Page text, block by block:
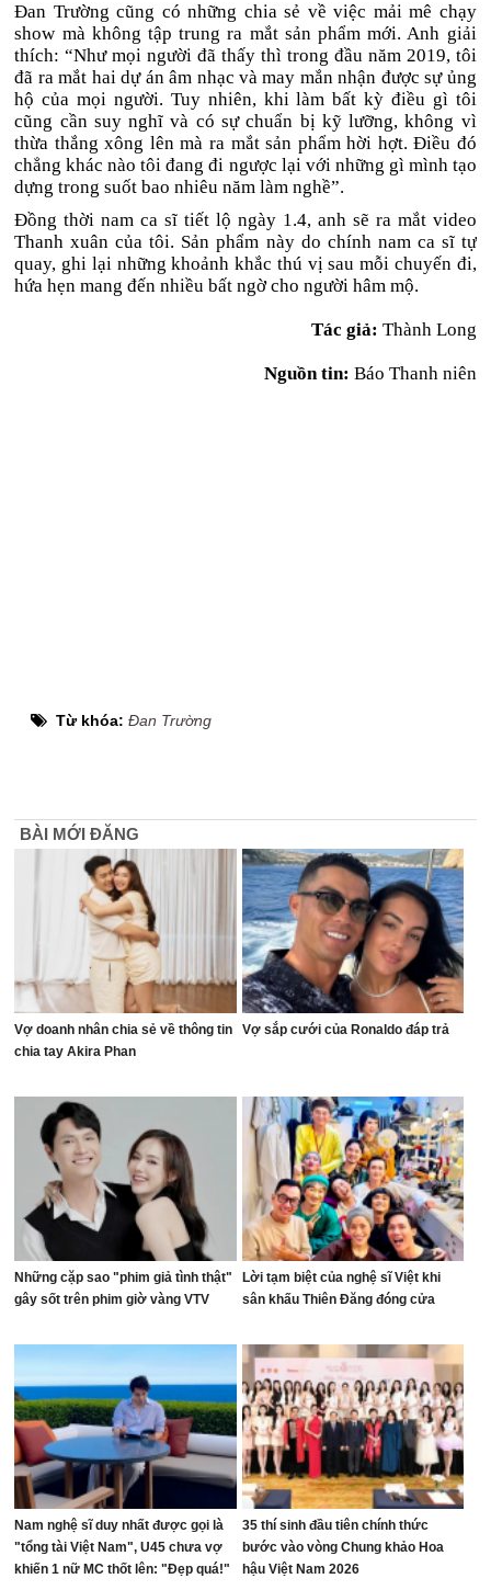
Đan Trường cũng có những chia sẻ về việc mải mê chạy
show mà không tập trung ra mắt sản phẩm mới. Anh giải
thích: “Như mọi người đã thấy thì trong đầu năm 2019, tôi
đã ra mắt hai dự án âm nhạc và may mắn nhận được sự ủng
hộ của mọi người. Tuy nhiên, khi làm bất kỳ điều gì tôi
cũng cần suy nghĩ và có sự chuẩn bị kỹ lưỡng, không vì
thừa thắng xông lên mà ra mắt sản phẩm hời hợt. Điều đó
chẳng khác nào tôi đang đi ngược lại với những gì mình tạo
dựng trong suốt bao nhiêu năm làm nghề”.
Đồng thời nam ca sĩ tiết lộ ngày 1.4, anh sẽ ra mắt video
Thanh xuân của tôi. Sản phẩm này do chính nam ca sĩ tự
quay, ghi lại những khoảnh khắc thú vị sau mỗi chuyến đi,
hứa hẹn mang đến nhiều bất ngờ cho người hâm mộ.
Tác giả: Thành Long
Nguồn tin: Báo Thanh niên
Từ khóa:Đan Trường
BÀI MỚI ĐĂNG
Vợ doanh nhân chia sẻ về thông tin
chia tay Akira Phan
Vợ sắp cưới của Ronaldo đáp trả
Những cặp sao "phim giả tình thật"
gây sốt trên phim giờ vàng VTV
Lời tạm biệt của nghệ sĩ Việt khi
sân khấu Thiên Đăng đóng cửa
Nam nghệ sĩ duy nhất được gọi là
"tổng tài Việt Nam", U45 chưa vợ
khiến 1 nữ MC thốt lên: "Đẹp quá!"
35 thí sinh đầu tiên chính thức
bước vào vòng Chung khảo Hoa
hậu Việt Nam 2026